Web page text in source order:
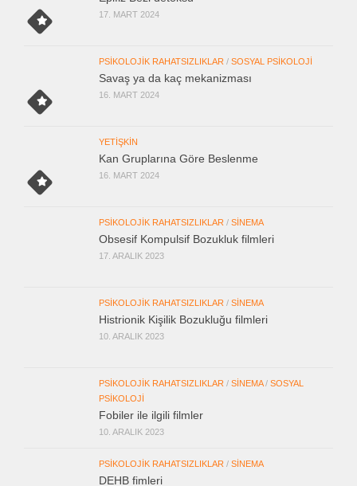
17. MART 2024
PSIKOLOJIK RAHATSIZLIKLAR / SOSYAL PSIKOLOJI
Savaş ya da kaç mekanizması
16. MART 2024
YETIŞKIN
Kan Gruplarına Göre Beslenme
16. MART 2024
PSIKOLOJIK RAHATSIZLIKLAR / SINEMA
Obsesif Kompulsif Bozukluk filmleri
17. ARALIK 2023
PSIKOLOJIK RAHATSIZLIKLAR / SINEMA
Histrionik Kişilik Bozukluğu filmleri
10. ARALIK 2023
PSIKOLOJIK RAHATSIZLIKLAR / SINEMA/ SOSYAL
PSIKOLOJI
Fobiler ile ilgili filmler
10. ARALIK 2023
PSIKOLOJIK RAHATSIZLIKLAR / SINEMA
DEHB fimleri